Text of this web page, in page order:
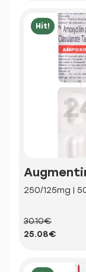
Hit!
250/125mg |
30.10€
25.08€